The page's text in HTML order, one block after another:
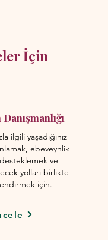
İçin
ilgili yaşadığınız
ebeveynlik
ve
yolları birlikte
için.